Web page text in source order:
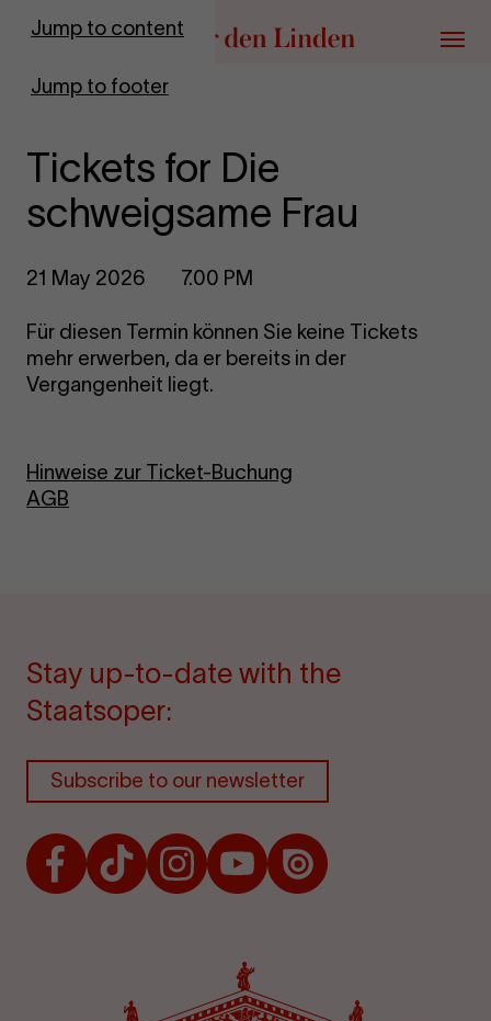
Jump to content
Jump to footer
Go to homepage
Menu
Tickets for Die
schweigsame Frau
21 May 2026 7.00 PM
Für diesen Termin können Sie keine Tickets
mehr erwerben, da er bereits in der
Vergangenheit liegt.
Hinweise zur Ticket-Buchung
AGB
Stay up-to-date with the
Staatsoper:
Subscribe to our newsletter
FacebookTikTokInstagramYoutubeIssuu